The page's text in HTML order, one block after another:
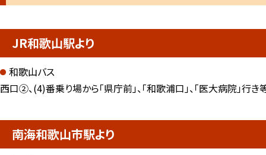
JR和歌山駅より
和歌山バス
西口②、(4)番乗り場から「県庁前」、「和歌浦口」、「医大病院」行
南海和歌山市駅より